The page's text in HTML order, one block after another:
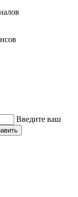
Введите ваш